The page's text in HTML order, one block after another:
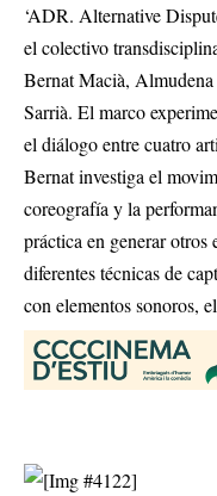
‘ADR. Alternative
el colectivo
Bernat Macià,
Sarrià. El marco
el diálogo entre cuatro
Bernat investiga el
coreografía y la
práctica en generar otros
diferentes técnicas de
con elementos sonoros,